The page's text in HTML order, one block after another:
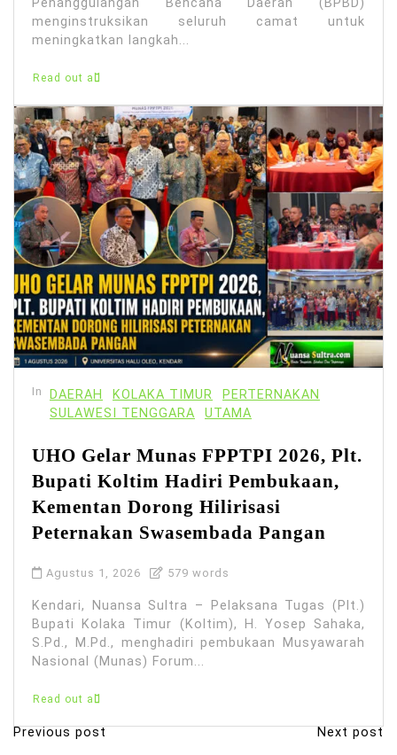
Penanggulangan Bencana Daerah (BPBD)
menginstruksikan seluruh camat untuk
meningkatkan langkah...
Read out all
In DAERAH KOLAKA TIMUR
PERTERNAKAN
SULAWESI TENGGARA
UTAMA
UHO Gelar Munas FPPTPI 2026, Plt.
Bupati Koltim Hadiri Pembukaan,
Kementan Dorong Hilirisasi
Peternakan Swasembada Pangan
Agustus 1, 2026 579 words
Kendari, Nuansa Sultra – Pelaksana Tugas (Plt.)
Bupati Kolaka Timur (Koltim), H. Yosep Sahaka,
S.Pd., M.Pd., menghadiri pembukaan Musyawarah
Nasional (Munas) Forum...
Read out all
N
Previous post Next post